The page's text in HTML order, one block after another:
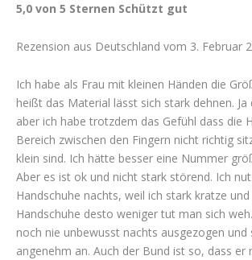
5,0 von 5 Sternen Schützt gut
Rezension aus Deutschland vom 3. Februar
Ich habe als Frau mit kleinen Händen die
heißt das Material lässt sich stark dehnen. Ja
aber ich habe trotzdem das Gefühl dass die
Bereich zwischen den Fingern nicht richtig
klein sind. Ich hätte besser eine Nummer
Aber es ist ok und nicht stark störend. Ich
Handschuhe nachts, weil ich stark kratze
Handschuhe desto weniger tut man sich
noch nie unbewusst nachts ausgezogen und
angenehm an. Auch der Bund ist so, dass